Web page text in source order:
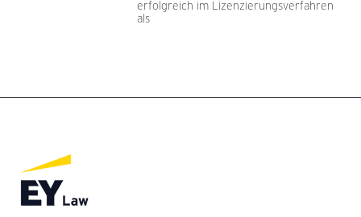
erfolgreich im Lizenzierungsverfahren
als